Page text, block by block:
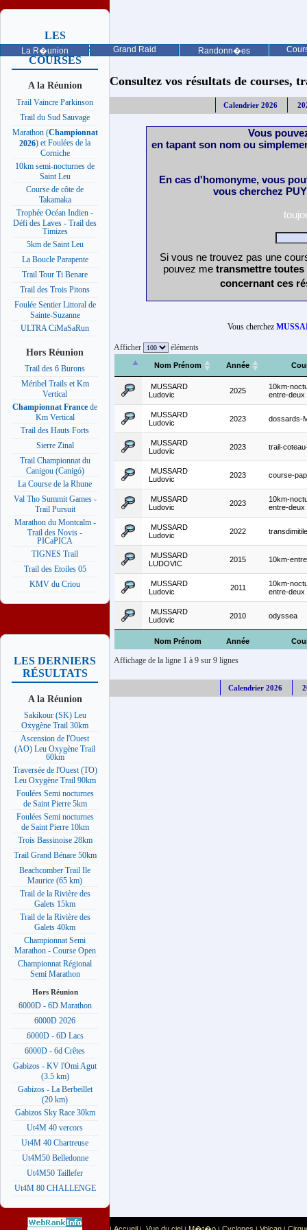
La R�union Grand Raid Randonn�es
LES
PROCHAINES
COURSES
A la Réunion
Trail Vaincre Parkinson
Trail du Sud Sauvage
Marathon (Championnat
2026) et Foulées de la
Corniche
10km semi-nocturnes de
Saint Leu
Course de côte de
Takamaka
Trophée Océan Indien -
Défi des Laves - Trail des
Timizes
5km de Saint Leu
La Boucle Parapente
Trail Tour Ti Benare
Trail des Trois Pitons
Foulée Sentier Littoral de
Sainte-Suzanne
ULTRA CiMaSaRun
Hors Réunion
Trail des 6 Burons
Méribel Trails et Km
Vertical
Championnat France de
Km Vertical
Trail des Hauts Forts
Sierre Zinal
Trail Championnat du
Canigou (Canigó)
La Course de la Rhune
Val Tho Summit Games -
Trail Pursuit
Marathon du Montcalm -
Trail des Novis -
PICaPICA
TIGNES Trail
Trail des Etoiles 05
KMV du Criou
LES DERNIERS
RÉSULTATS
A la Réunion
Sakikour (SK) Leu
Oxygène Trail 30km
Ascension de l'Ouest
(AO) Leu Oxygène Trail
60km
Traversée de l'Ouest (TO)
Leu Oxygène Trail 90km
Foulées Semi nocturnes
de Saint Pierre 5km
Foulées Semi nocturnes
de Saint Pierre 10km
Trois Bassinoise 28km
Trail Grand Bénare 50km
Beachcomber Trail Ile
Maurice (65 km)
Trail de la Rivière des
Galets 15km
Trail de la Rivière des
Galets 40km
Championnat Semi
Marathon - Course Open
Championnat Régional
Semi Marathon
Hors Réunion
6000D - 6D Marathon
6000D 2026
6000D - 6D Lacs
6000D - 6d Crêtes
Gabizos - KV l'Omi Agut
(3.5 km)
Gabizos - La Berbeillet
(20 km)
Gabizos Sky Race 30km
Ut4M 40 vercors
Ut4M 40 Chartreuse
Ut4M50 Belledonne
Ut4M50 Taillefer
Ut4M 80 CHALLENGE
Consultez vos résultats de courses,
Calendrier 2026
Vous
en tapant son nom ou
En cas d'homonyme, vous
vous cherchez
Si vous ne trouvez pas une
pouvez me transmettre
concernant ces
Vous cherchez
Afficher éléments
Nom Prénom Année
Nom Prénom Année
MUSSARD
Ludovic
2025
10km-
entre-deux
MUSSARD
Ludovic
2023 dossards-
MUSSARD
Ludovic
2023 trail-
MUSSARD
Ludovic
2023 course-
MUSSARD
Ludovic
2023
10km-
entre-deux
MUSSARD
Ludovic
2022 transdimitile
MUSSARD
LUDOVIC
2015 10km-
MUSSARD
Ludovic
2011
10km-
entre-deux
MUSSARD
Ludovic
2010 odyssea
Affichage de la ligne 1 à 9 sur 9 lignes
Calendrier 2026